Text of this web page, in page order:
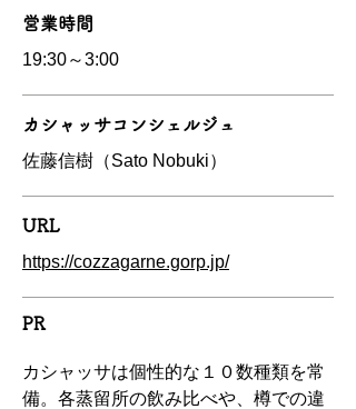
営業時間
19:30～3:00
カシャッサコンシェルジュ
佐藤信樹（Sato Nobuki）
URL
https://cozzagarne.gorp.jp/
PR
カシャッサは個性的な１０数種類を常
備。各蒸留所の飲み比べや、樽での違